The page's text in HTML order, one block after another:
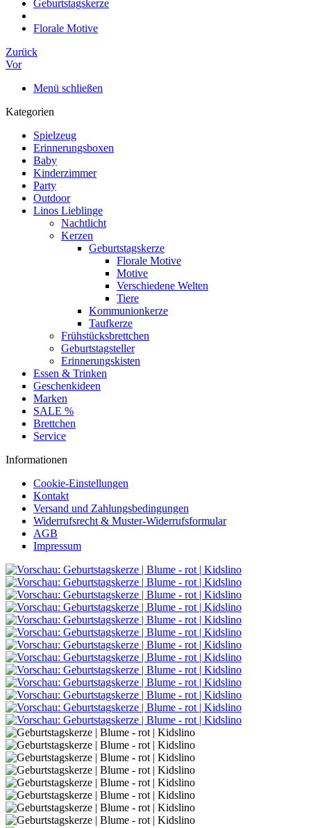
Geburtstagskerze
Florale Motive
Zurück
Vor
Menü schließen
Kategorien
Spielzeug
Erinnerungsboxen
Baby
Kinderzimmer
Party
Outdoor
Linos Lieblinge
Nachtlicht
Kerzen
Geburtstagskerze
Florale Motive
Motive
Verschiedene Welten
Tiere
Kommunionkerze
Taufkerze
Frühstücksbrettchen
Geburtstagsteller
Erinnerungskisten
Essen & Trinken
Geschenkideen
Marken
SALE %
Brettchen
Service
Informationen
Cookie-Einstellungen
Kontakt
Versand und Zahlungsbedingungen
Widerrufsrecht & Muster-Widerrufsformular
AGB
Impressum